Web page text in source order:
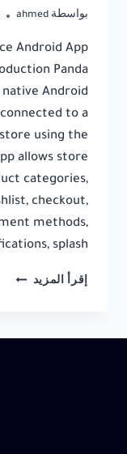
بواسطة ahmed
Android App
Panda
native Android
to a
using the
allows store
categories,
checkout,
methods,
splash…
إقرأ المزيد PANDA